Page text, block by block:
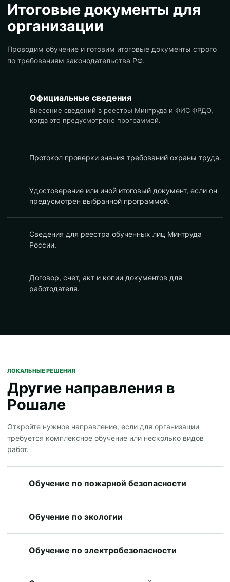
Итоговые документы для
организации
Проводим обучение и готовим итоговые документы строго
по требованиям законодательства РФ.
Официальные сведения
Внесение сведений в реестры Минтруда и ФИС ФРДО,
когда это предусмотрено программой.
Протокол проверки знания требований охраны труда.
Удостоверение или иной итоговый документ, если он
предусмотрен выбранной программой.
Сведения для реестра обученных лиц Минтруда
России.
Договор, счет, акт и копии документов для
работодателя.
ЛОКАЛЬНЫЕ РЕШЕНИЯ
Другие направления в
Рошале
Откройте нужное направление, если для организации
требуется комплексное обучение или несколько видов
работ.
Обучение по пожарной безопасности
Обучение по экологии
Обучение по электробезопасности